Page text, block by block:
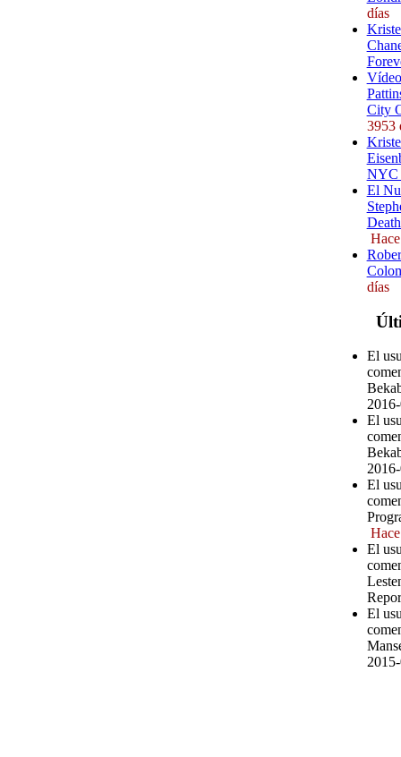
días
City
3953
NYC
El
días
El
El
El
El
El